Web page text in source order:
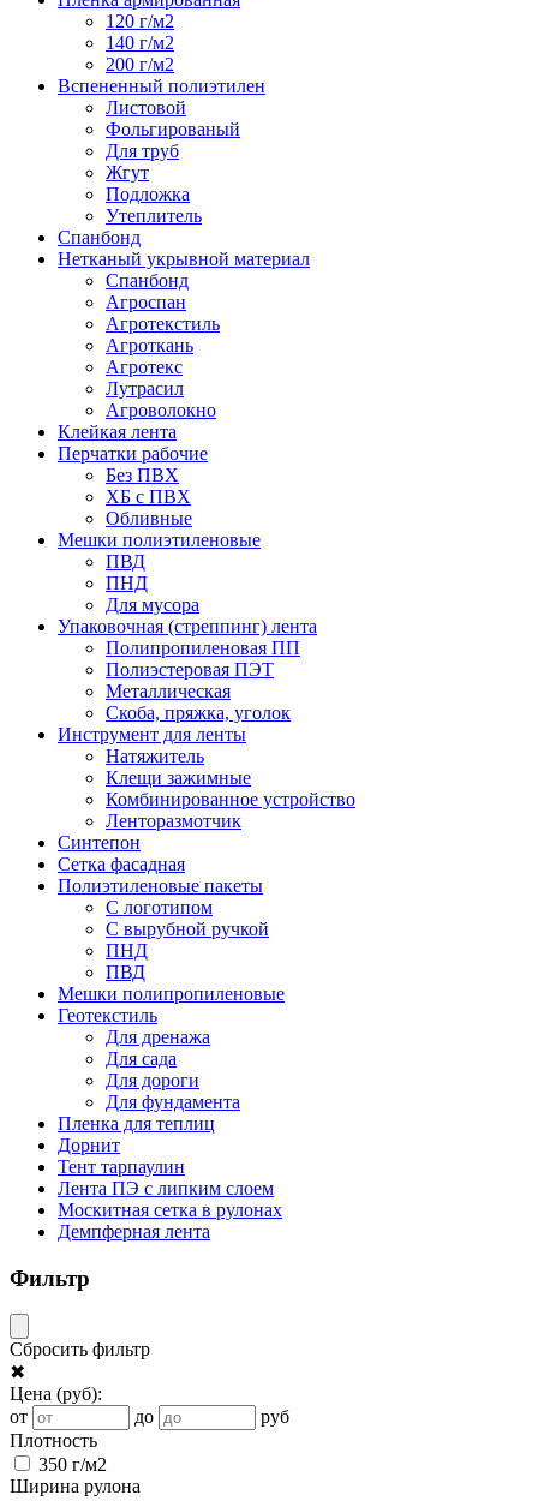
120 г/м2
140 г/м2
200 г/м2
Вспененный полиэтилен
Листовой
Фольгированый
Для труб
Жгут
Подложка
Утеплитель
Спанбонд
Нетканый укрывной материал
Спанбонд
Агроспан
Агротекстиль
Агроткань
Агротекс
Лутрасил
Агроволокно
Клейкая лента
Перчатки рабочие
Без ПВХ
ХБ с ПВХ
Обливные
Мешки полиэтиленовые
ПВД
ПНД
Для мусора
Упаковочная (стреппинг) лента
Полипропиленовая ПП
Полиэстеровая ПЭТ
Металлическая
Скоба, пряжка, уголок
Инструмент для ленты
Натяжитель
Клещи зажимные
Комбинированное устройство
Ленторазмотчик
Синтепон
Сетка фасадная
Полиэтиленовые пакеты
С логотипом
С вырубной ручкой
ПНД
ПВД
Мешки полипропиленовые
Геотекстиль
Для дренажа
Для сада
Для дороги
Для фундамента
Пленка для теплиц
Дорнит
Тент тарпаулин
Лента ПЭ с липким слоем
Москитная сетка в рулонах
Демпферная лента
Фильтр
Сбросить фильтр
✖
Цена (руб):
от
до
руб
Плотность
350 г/м2
Ширина рулона